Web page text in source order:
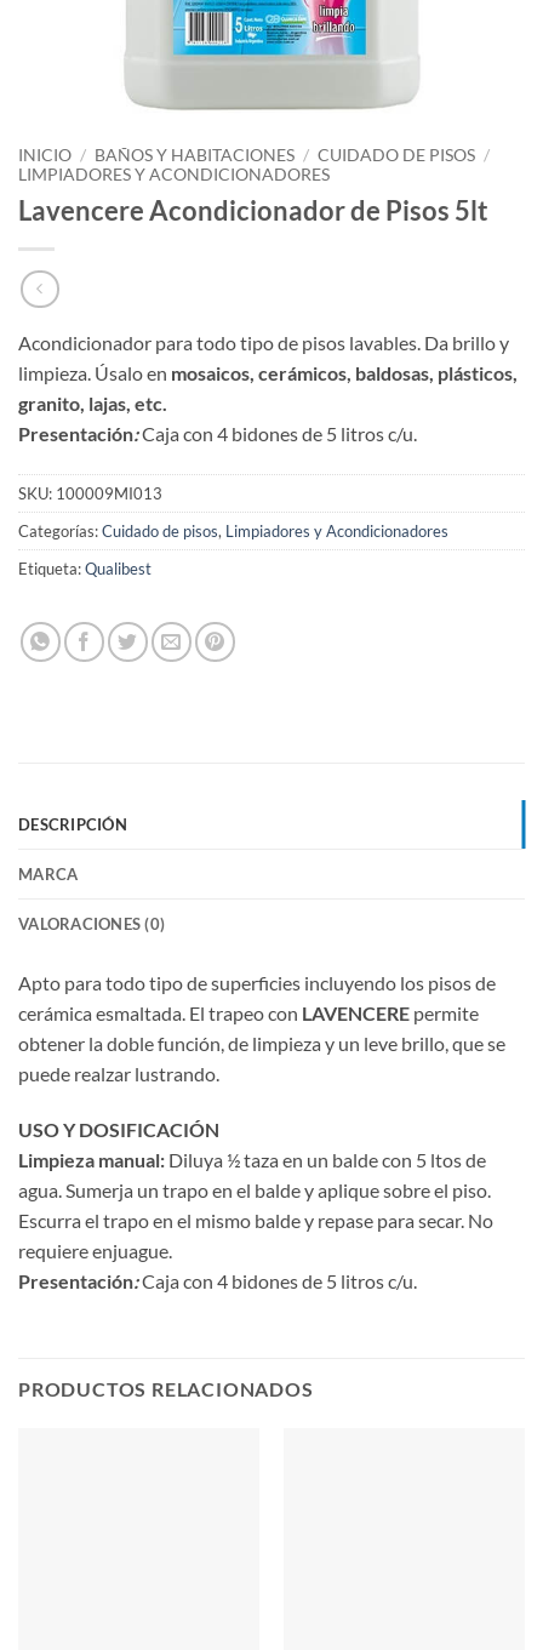
INICIO / BAÑOS Y HABITACIONES / CUIDADO DE PISOS /
LIMPIADORES Y ACONDICIONADORES
Lavencere Acondicionador de Pisos 5lt
Acondicionador para todo tipo de pisos lavables. Da brillo y
limpieza. Úsalo en mosaicos, cerámicos, baldosas, plásticos,
granito, lajas, etc.
Presentación:Caja con 4 bidones de 5 litros c/u.
SKU: 100009MI013
Categorías:Cuidado de pisos, Limpiadores y Acondicionadores
Etiqueta:Qualibest
DESCRIPCIÓN
MARCA
VALORACIONES (0)
Apto para todo tipo de superficies incluyendo los pisos de
cerámica esmaltada. El trapeo con LAVENCERE permite
obtener la doble función, de limpieza y un leve brillo, que se
puede realzar lustrando.
USO YDOSIFICACIÓN
Limpieza manual: Diluya ½ taza en un balde con 5 ltos de
agua. Sumerja un trapo en el balde y aplique sobre el piso.
Escurra el trapo en el mismo balde y repase para secar. No
requiere enjuague.
Presentación:Caja con 4 bidones de 5 litros c/u.
PRODUCTOS RELACIONADOS